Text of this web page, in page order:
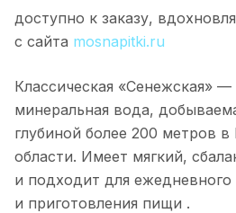
доступно к заказу,
с сайта mosnapitki.ru
Классическая «Сенежская»
минеральная вода,
глубиной более 200 метров
области. Имеет мягкий,
и подходит для ежедневного
и приготовления пищи .